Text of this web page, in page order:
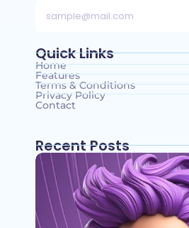
Quick Links
Home
Features
Terms & Conditions
Privacy Policy
Contact
Recent Posts